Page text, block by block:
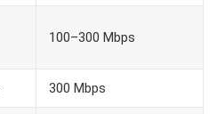
100–300 Mbps
300 Mbps